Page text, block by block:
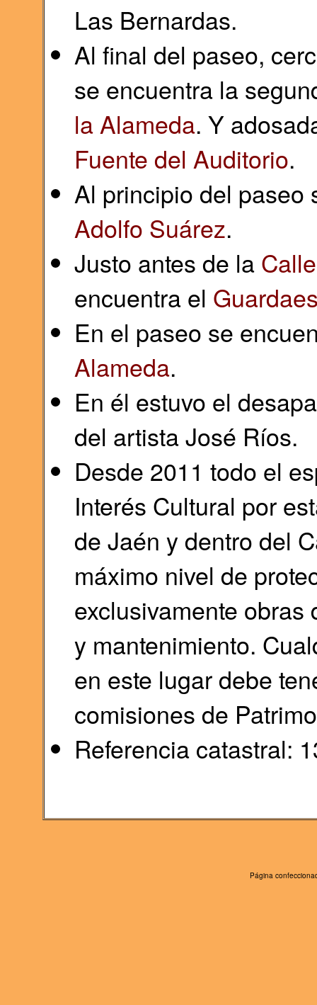
Las Bernardas.
Al final del paseo,
se encuentra la
la Alameda. Y
Fuente del Auditorio.
Al principio del
Adolfo Suárez.
Justo antes de la
encuentra el
En el paseo se
Alameda.
En él estuvo el
del artista José Ríos.
Desde 2011 todo el
Interés Cultural por
de Jaén y dentro del
máximo nivel de
exclusivamente
y mantenimiento.
en este lugar debe
comisiones de
Referencia catastral:
Página